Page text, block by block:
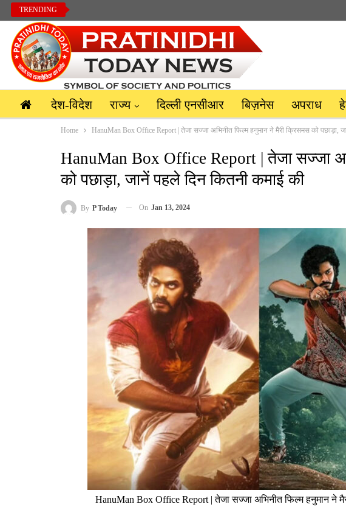
TRENDING
देश-विदेश राज्य दिल्ली एनसीआर बिज़नेस अपराध
Home HanuMan Box Office Report | तेजा सज्जा अभिनीत फिल्म हनुमान ने मैरी क्रिसमस को पछाड़ा,
HanuMan Box Office Report | तेजा सज्जा
को पछाड़ा, जानें पहले दिन कितनी कमाई की
By P Today On Jan 13, 2024
HanuMan Box Office Report | तेजा सज्जा अभिनीत फिल्म हनुमान ने